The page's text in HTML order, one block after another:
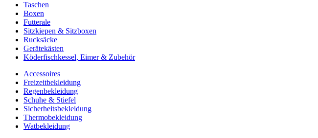
Taschen
Boxen
Futterale
Sitzkiepen & Sitzboxen
Rucksäcke
Gerätekästen
Köderfischkessel, Eimer & Zubehör
Accessoires
Freizeitbekleidung
Regenbekleidung
Schuhe & Stiefel
Sicherheitsbekleidung
Thermobekleidung
Watbekleidung